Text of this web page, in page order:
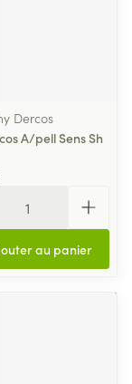
Dercos
A/pell Sens Sh
au panier